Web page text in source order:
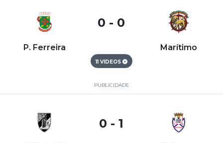
P. Ferreira
0 - 0
Marítimo
11 VIDEOS
PUBLICIDADE
0 - 1